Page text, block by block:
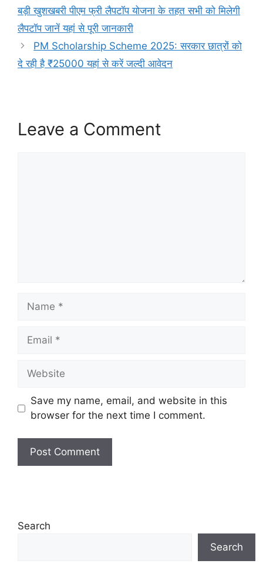
बड़ी खुशखबरी पीएम फ्री लैपटॉप योजना के तहत सभी को मिलेगी
लैपटॉप जानें यहां से पूरी जानकारी
PM Scholarship Scheme 2025: सरकार छात्रों को
दे रही है ₹25000 यहां से करें जल्दी आवेदन
Leave a Comment
Name
Email
Website
Save my name, email, and website in this
browser for the next time I comment.
Search
Search